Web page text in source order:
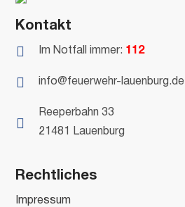
Kontakt
 Im Notfall immer: 112
 info@feuerwehr-lauenburg.de

Reeperbahn 33
21481 Lauenburg
Rechtliches
Impressum